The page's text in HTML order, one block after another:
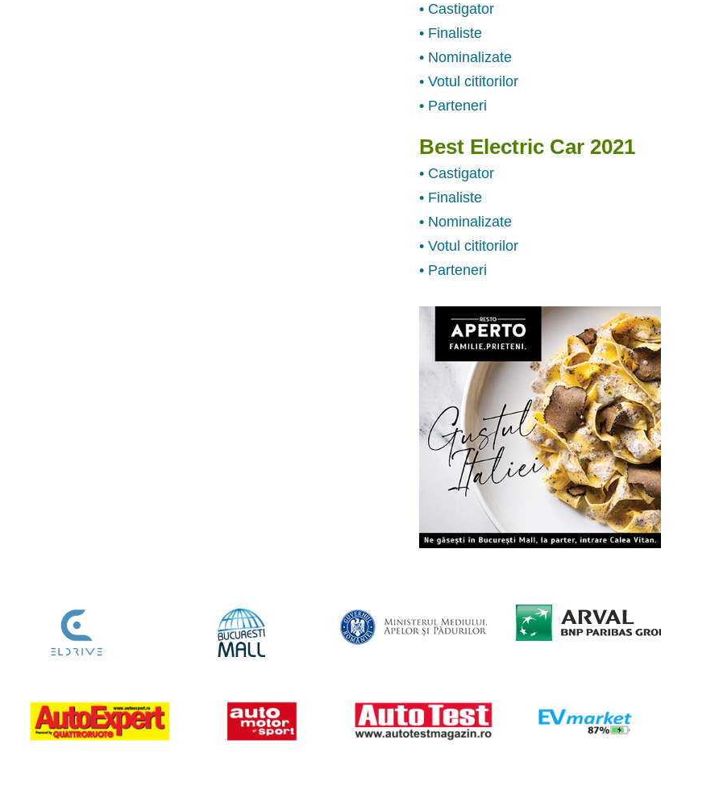
• Castigator
• Finaliste
• Nominalizate
• Votul cititorilor
• Parteneri
Best Electric Car 2021
• Castigator
• Finaliste
• Nominalizate
• Votul cititorilor
• Parteneri